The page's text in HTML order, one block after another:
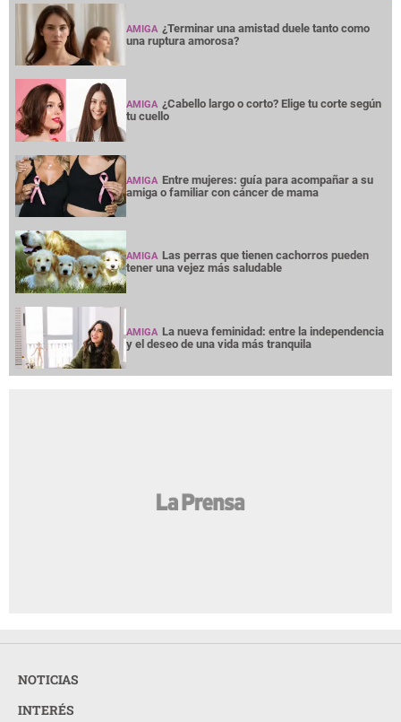
AMIGA ¿Terminar una amistad duele tanto como
una ruptura amorosa?
AMIGA ¿Cabello largo o corto? Elige tu corte según
tu cuello
AMIGA Entre mujeres: guía para acompañar a su
amiga o familiar con cáncer de mama
AMIGA Las perras que tienen cachorros pueden
tener una vejez más saludable
AMIGA La nueva feminidad: entre la independencia
y el deseo de una vida más tranquila
NOTICIAS
INTERÉS